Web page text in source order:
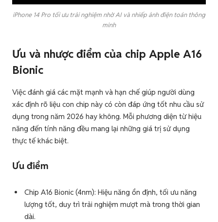
iPhone 14 Pro tối ưu trải nghiệm nhờ AI và nhiếp ảnh điện toán thông
minh
Ưu và nhược điểm của chip Apple A16
Bionic
Việc đánh giá các mặt mạnh và hạn chế giúp người dùng
xác định rõ liệu con chip này có còn đáp ứng tốt nhu cầu sử
dụng trong năm 2026 hay không. Mỗi phương diện từ hiệu
năng đến tính năng đều mang lại những giá trị sử dụng
thực tế khác biệt.
Ưu điểm
Chip A16 Bionic (4nm): Hiệu năng ổn định, tối ưu năng
lượng tốt, duy trì trải nghiệm mượt mà trong thời gian
dài.